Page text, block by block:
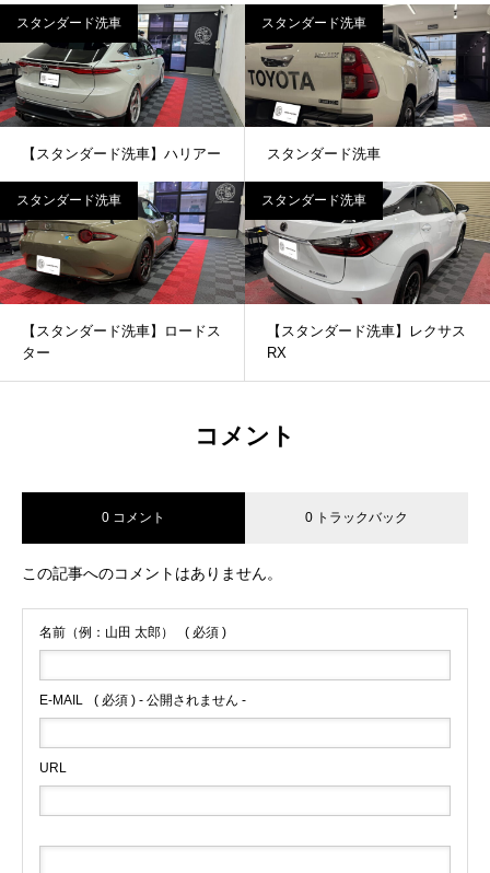
スタンダード洗車
【スタンダード洗車】ハリアー
スタンダード洗車
スタンダード洗車
スタンダード洗車
【スタンダード洗車】ロードス
ター
スタンダード洗車
【スタンダード洗車】レクサス
RX
コメント
0 コメント 0 トラックバック
この記事へのコメントはありません。
名前（例：山田 太郎） ( 必須 )
E-MAIL ( 必須 ) - 公開されません -
URL